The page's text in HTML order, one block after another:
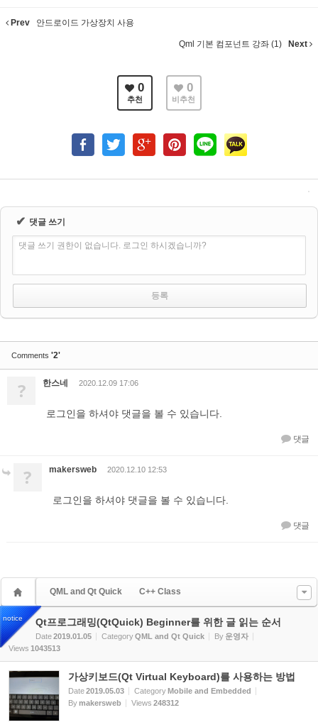
Prev 안드로이드 가상장치 사용
Qml 기본 컴포넌트 강좌 (1) Next
0
추천
0
비추천
✔ 댓글 쓰기
댓글 쓰기 권한이 없습니다. 로그인 하시겠습니까?
Comments '2'
? 한스네 2020.12.09 17:06
로그인을 하셔야 댓글을 볼 수 있습니다.
댓글
? makersweb 2020.12.10 12:53
로그인을 하셔야 댓글을 볼 수 있습니다.
댓글
QML and Qt Quick C++ Class
notice Qt프로그래밍(QtQuick) Beginner를 위한 글 읽는 순서
Date2019.01.05 CategoryQML and Qt Quick By 운영자
Views 1043513
가상키보드(Qt Virtual Keyboard)를 사용하는 방법
Date2019.05.03 Category Mobile and Embedded
Bymakersweb Views 248312